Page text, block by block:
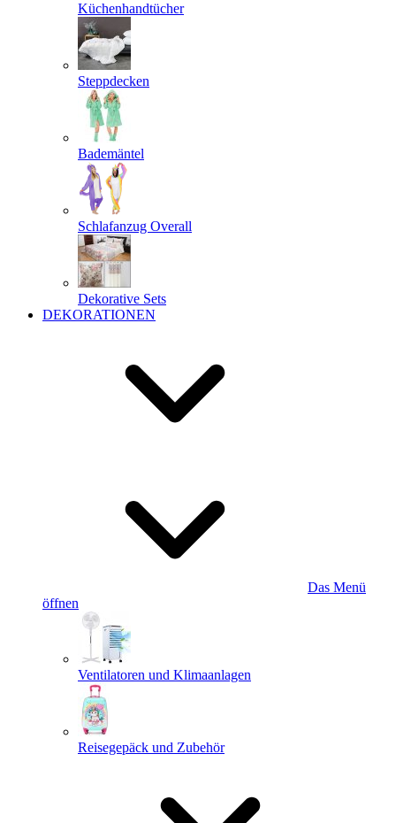
Küchenhandtücher
Steppdecken
Bademäntel
Schlafanzug Overall
Dekorative Sets
DEKORATIONEN
Das Menü
öffnen
Ventilatoren und Klimaanlagen
Reisegepäck und Zubehör